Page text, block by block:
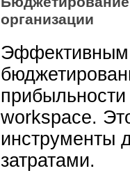
организации
Эффективным
workspace.
инструменты
затратами.